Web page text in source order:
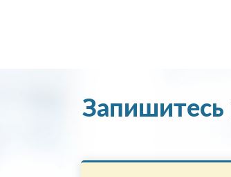
Запишитесь